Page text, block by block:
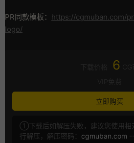
PR同款模板： https://cgmuban.com/
logo/
6
立即购买
①下载后如解压失败，建议您使用相
行解压，解压密码： cgmuban.com